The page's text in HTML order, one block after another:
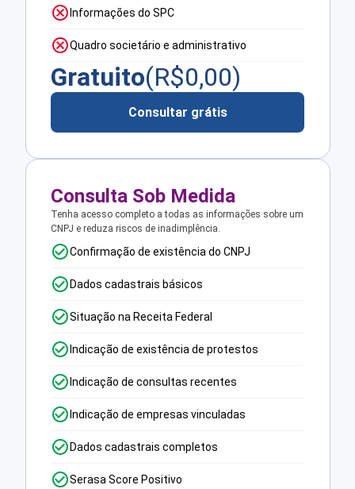
Informações do SPC
Quadro societário e administrativo
Gratuito(R$0,00)
Consultar grátis
Consulta Sob Medida
Tenha acesso completo a todas as informações sobre um
CNPJ e reduza riscos de inadimplência.
Confirmação de existência do CNPJ
Dados cadastrais básicos
Situação na Receita Federal
Indicação de existência de protestos
Indicação de consultas recentes
Indicação de empresas vinculadas
Dados cadastrais completos
Serasa Score Positivo